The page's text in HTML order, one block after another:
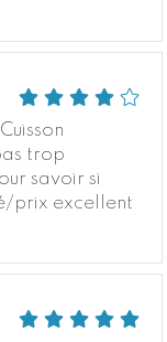
trop
savoir si
prix excellent